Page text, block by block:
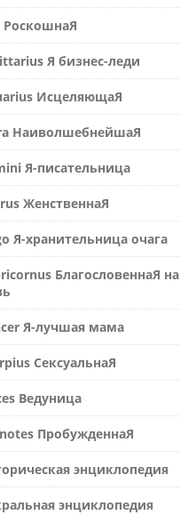
РоскошнаЯ
Я бизнес-леди
ИсцеляющаЯ
НаиволшебнейшаЯ
Я-писательница
ЖенственнаЯ
Я-хранительница очага
БлагословеннаЯ на
Я-лучшая мама
СексуальнаЯ
Ведуница
ПробужденнаЯ
энциклопедия
энциклопедия